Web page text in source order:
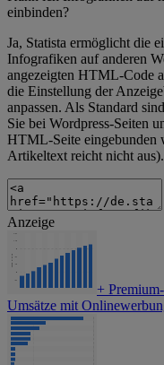
einbinden?
Ja, Statista ermöglicht die
Infografiken auf anderen
angezeigten HTML-Code
die Einstellung der
anpassen. Als Standard
Sie bei Wordpress-Seiten
HTML-Seite eingebunden
Artikeltext reicht nicht aus).
Anzeige
+
Umsätze mit